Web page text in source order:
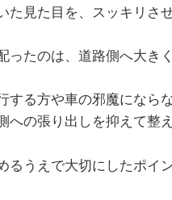
た見た目を、スッキリさ
ったのは、道路側へ大き
する方や車の邪魔になら
への張り出しを抑えて整え
るうえで大切にしたポイ